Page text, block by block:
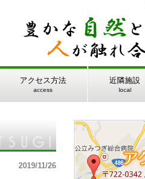
アクセス方法
access
近隣施設
local
2019/11/26